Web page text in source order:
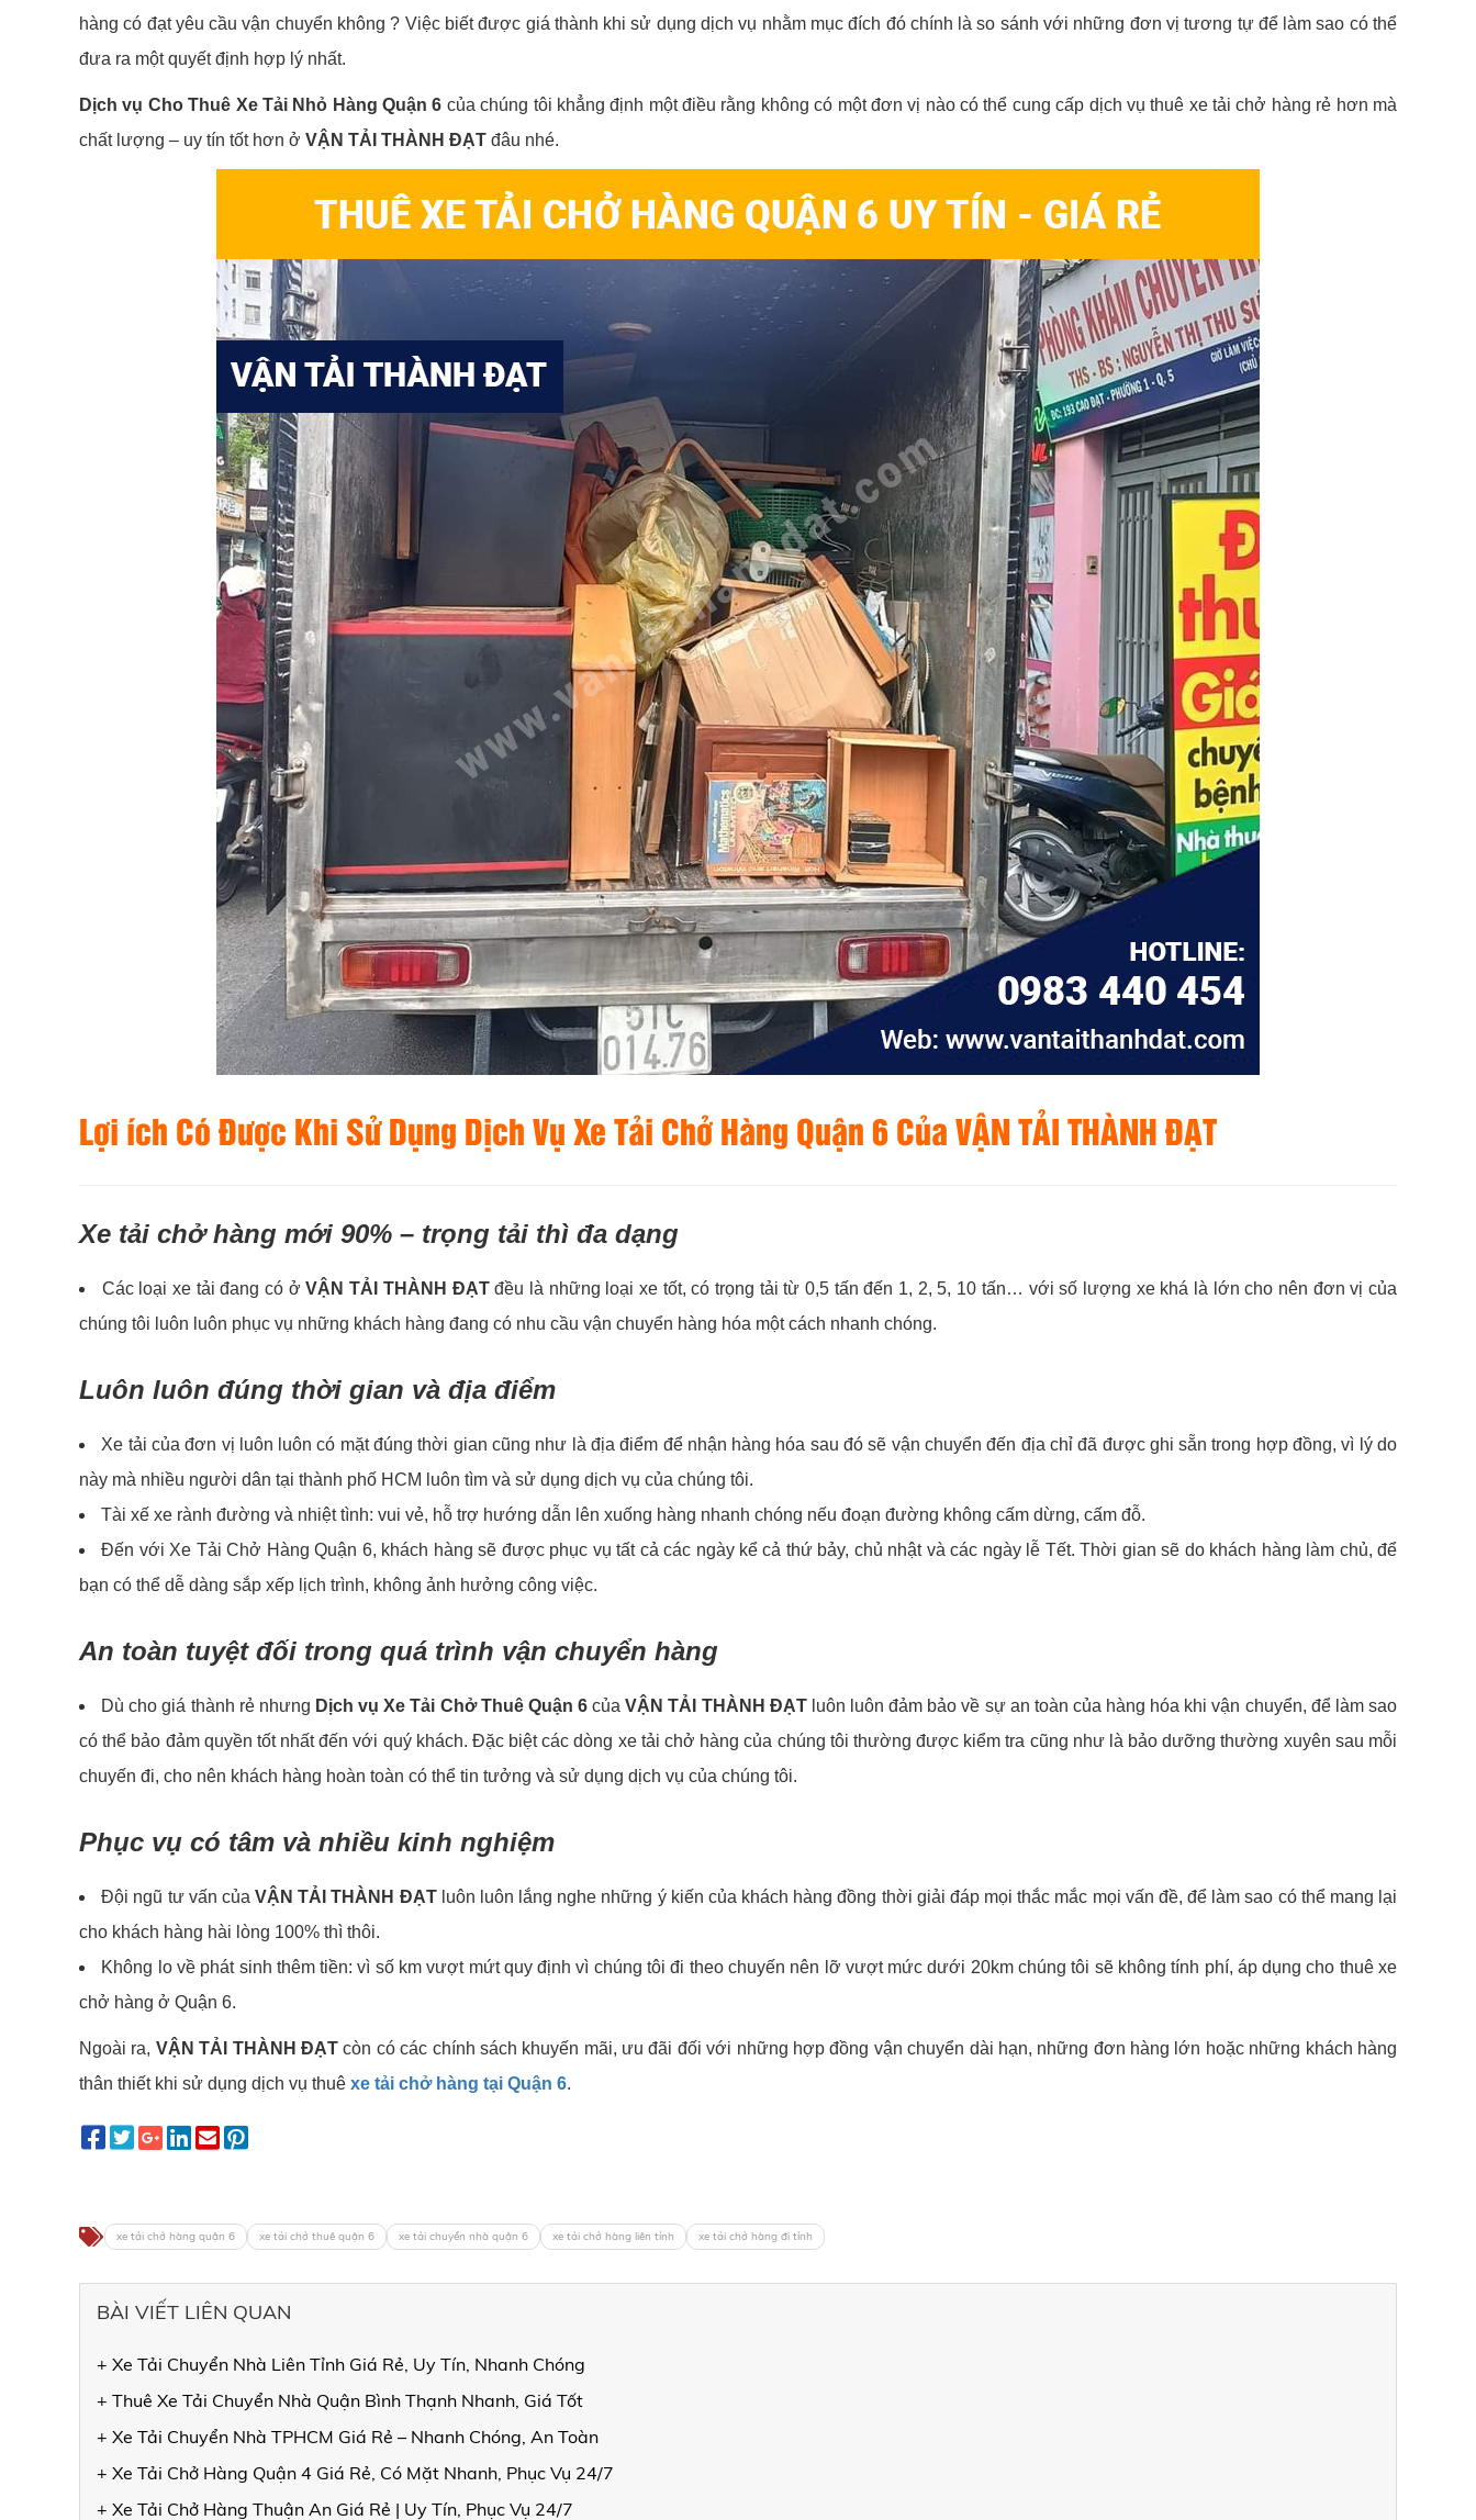
hàng có đạt yêu cầu vận chuyển không ? Việc biết được giá thành khi sử dụng dịch vụ nhằm mục đích đó chính là so sánh với những đơn vị tương tự để làm sao có thể
đưa ra một quyết định hợp lý nhất.
Dịch vụ Cho Thuê Xe Tải Nhỏ Hàng Quận 6 của chúng tôi khẳng định một điều rằng không có một đơn vị nào có thể cung cấp dịch vụ thuê xe tải chở hàng rẻ hơn mà
chất lượng – uy tín tốt hơn ở VẬN TẢI THÀNH ĐẠT đâu nhé.
Lợi ích Có Được Khi Sử Dụng Dịch Vụ Xe Tải Chở Hàng Quận 6 Của VẬN TẢI THÀNH ĐẠT
Xe tải chở hàng mới 90% – trọng tải thì đa dạng
Các loại xe tải đang có ởVẬN TẢI THÀNH ĐẠTđều là những loại xe tốt, có trọng tải từ 0,5 tấn đến 1, 2, 5, 10 tấn… với số lượng xe khá là lớn cho nên đơn vị của
chúng tôi luôn luôn phục vụ những khách hàng đang có nhu cầu vận chuyển hàng hóa một cách nhanh chóng.
Luôn luôn đúng thời gian và địa điểm
Xe tải của đơn vị luôn luôn có mặt đúng thời gian cũng như là địa điểm để nhận hàng hóa sau đó sẽ vận chuyển đến địa chỉ đã được ghi sẵn trong hợp đồng, vì lý do
này mà nhiều người dân tại thành phố HCM luôn tìm và sử dụng dịch vụ của chúng tôi.
Tài xế xe rành đường và nhiệt tình: vui vẻ, hỗ trợ hướng dẫn lên xuống hàng nhanh chóng nếu đoạn đường không cấm dừng, cấm đỗ.
Đến với Xe Tải Chở Hàng Quận 6, khách hàng sẽ được phục vụ tất cả các ngày kể cả thứ bảy, chủ nhật và các ngày lễ Tết. Thời gian sẽ do khách hàng làm chủ, để
bạn có thể dễ dàng sắp xếp lịch trình, không ảnh hưởng công việc.
An toàn tuyệt đối trong quá trình vận chuyển hàng
Dù cho giá thành rẻ nhưng Dịch vụ Xe Tải Chở Thuê Quận 6củaVẬN TẢI THÀNH ĐẠTluôn luôn đảm bảo về sự an toàn của hàng hóa khi vận chuyển, để làm sao
có thể bảo đảm quyền tốt nhất đến với quý khách. Đặc biệt các dòng xe tải chở hàng của chúng tôi thường được kiểm tra cũng như là bảo dưỡng thường xuyên sau mỗi
chuyến đi, cho nên khách hàng hoàn toàn có thể tin tưởng và sử dụng dịch vụ của chúng tôi.
Phục vụ có tâm và nhiều kinh nghiệm
Đội ngũ tư vấn củaVẬN TẢI THÀNH ĐẠTluôn luôn lắng nghe những ý kiến của khách hàng đồng thời giải đáp mọi thắc mắc mọi vấn đề, để làm sao có thể mang lại
cho khách hàng hài lòng 100% thì thôi.
Không lo về phát sinh thêm tiền: vì số km vượt mứt quy định vì chúng tôi đi theo chuyến nên lỡ vượt mức dưới 20km chúng tôi sẽ không tính phí, áp dụng cho thuê xe
chở hàng ở Quận 6.
Ngoài ra, VẬN TẢI THÀNH ĐẠTcòn có các chính sách khuyến mãi, ưu đãi đối với những hợp đồng vận chuyển dài hạn, những đơn hàng lớn hoặc những khách hàng
thân thiết khi sử dụng dịch vụ thuê xe tải chở hàng tại Quận 6.
xe tải chở hàng quận 6 xe tải chở thuê quận 6 xe tải chuyển nhà quận 6 xe tải chở hàng liên tỉnh xe tải chở hàng đi tỉnh
BÀI VIẾT LIÊN QUAN
+ Xe Tải Chuyển Nhà Liên Tỉnh Giá Rẻ, Uy Tín, Nhanh Chóng
+ Thuê Xe Tải Chuyển Nhà Quận Bình Thạnh Nhanh, Giá Tốt
+ Xe Tải Chuyển Nhà TPHCM Giá Rẻ – Nhanh Chóng, An Toàn
+ Xe Tải Chở Hàng Quận 4 Giá Rẻ, Có Mặt Nhanh, Phục Vụ 24/7
+ Xe Tải Chở Hàng Thuận An Giá Rẻ | Uy Tín, Phục Vụ 24/7